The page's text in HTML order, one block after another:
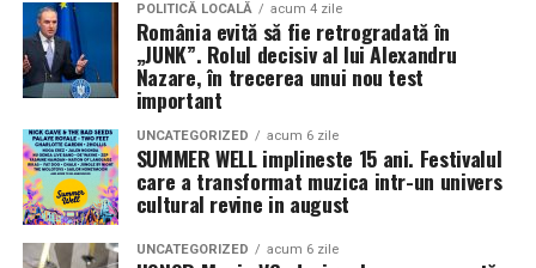
POLITICĂ LOCALĂ acum 4 zile
România evită să fie retrogradată în
„JUNK”. Rolul decisiv al lui Alexandru
Nazare, în trecerea unui nou test
important
UNCATEGORIZED acum 6 zile
SUMMER WELL implineste 15 ani. Festivalul
care a transformat muzica intr-un univers
cultural revine in august
UNCATEGORIZED acum 6 zile